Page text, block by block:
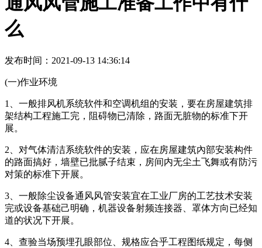
么
发布时间：2021-09-13 14:36:14
(一)作业环境
1、一般排风机系统软件和空调机组的安装，要在房屋建筑排
架结构工程施工完，阻碍物已清除，路面无脏物的标准下开
展。
2、对气体清洁系统软件的安装，应在房屋建筑內部安装构件
的路面搞好，墙壁已批腻子结束，房间内无尘土飞舞或有防污
对策的标准下开展。
3、一般除尘设备通风风管安装宜在工业厂房的工艺技术安装
完或设备基础己明确，机器设备射频连接器、罩体方向已经知
道的状况下开展。
4、查验当场预埋孔眼部位、规格应合乎工程图纸规定，每侧